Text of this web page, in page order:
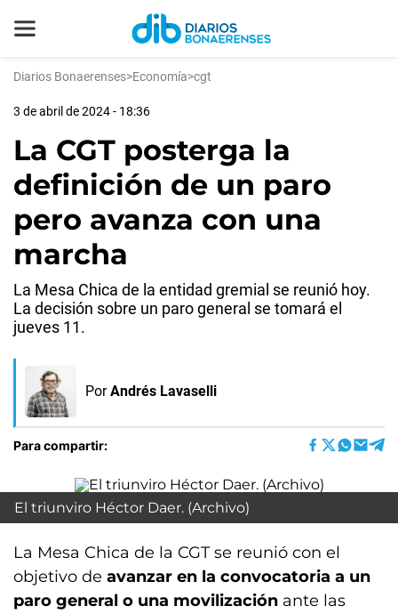
Diarios Bonaerenses>Economía>cgt
3 de abril de 2024 - 18:36
La CGT posterga la
definición de un paro
pero avanza con una
marcha
La Mesa Chica de la entidad gremial se reunió hoy.
La decisión sobre un paro general se tomará el
jueves 11.
Por Andrés Lavaselli
Para compartir:
El triunviro Héctor Daer. (Archivo)
La Mesa Chica de la CGT se reunió con el
objetivo de avanzar en la convocatoria a un
paro general o una movilización ante las